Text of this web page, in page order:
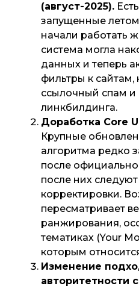
(август-2025).
запущенные
начали работать
система могла
данных и теперь
фильтры к сайтам,
ссылочный спам и
линкбилдинга.
Доработка Core
Крупные
алгоритма редко
после
после них
корректировки.
пересматривает
ранжирования,
тематиках (Your
которым
Изменение
авторитетности